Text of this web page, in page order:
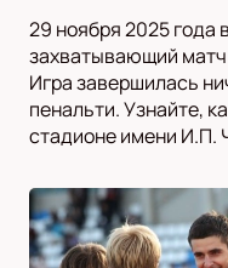
29 ноября 2025 года
захватывающий
Игра завершилась
пенальти. Узнайте,
стадионе имени И.П.